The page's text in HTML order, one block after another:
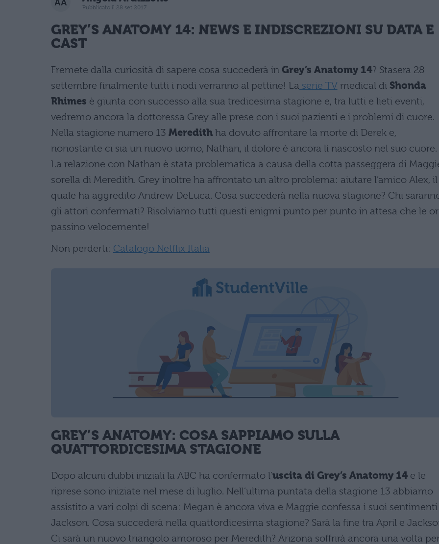
Pubblicato il 28 set 2017
GREY’S ANATOMY 14: NEWS E INDISCREZIONI SU DATA E
CAST
Fremete dalla curiosità di sapere cosa succederà in Grey’s Anatomy 14? Stasera 28
settembre finalmente tutti i nodi verranno al pettine! La serie TVmedical di Shonda
Rhimes è giunta con successo alla sua tredicesima stagione e, tra lutti e lieti eventi,
vedremo ancora la dottoressa Grey alle prese con i suoi pazienti e i problemi di cuore.
Nella stagione numero 13 Meredith ha dovuto affrontare la morte di Derek e,
nonostante ci sia un nuovo uomo, Nathan, il dolore è ancora lì nascosto nel suo cuore.
La relazione con Nathan è stata problematica a causa della cotta passeggera di
sorella di Meredith. Grey inoltre ha affrontato un altro problema: aiutare l’amico Alex, il
quale ha aggredito Andrew DeLuca. Cosa succederà nella nuova stagione? Chi
gli attori confermati? Risolviamo tutti questi enigmi punto per punto in attesa che le
passino velocemente!
Non perderti: Catalogo Netflix Italia
GREY’S ANATOMY: COSA SAPPIAMO SULLA
QUATTORDICESIMA STAGIONE
Dopo alcuni dubbi iniziali la ABC ha confermato l’uscita di Grey’s Anatomy 14 e le
riprese sono iniziate nel mese di luglio. Nell’ultima puntata della stagione 13 abbiamo
assistito a vari colpi di scena: Megan è ancora viva e Maggie confessa i suoi sentimenti
Jackson. Cosa succederà nella quattordicesima stagione? Sarà la fine tra April e
Ci sarà un nuovo triangolo amoroso per Meredith? Arizona soffrirà ancora una volta